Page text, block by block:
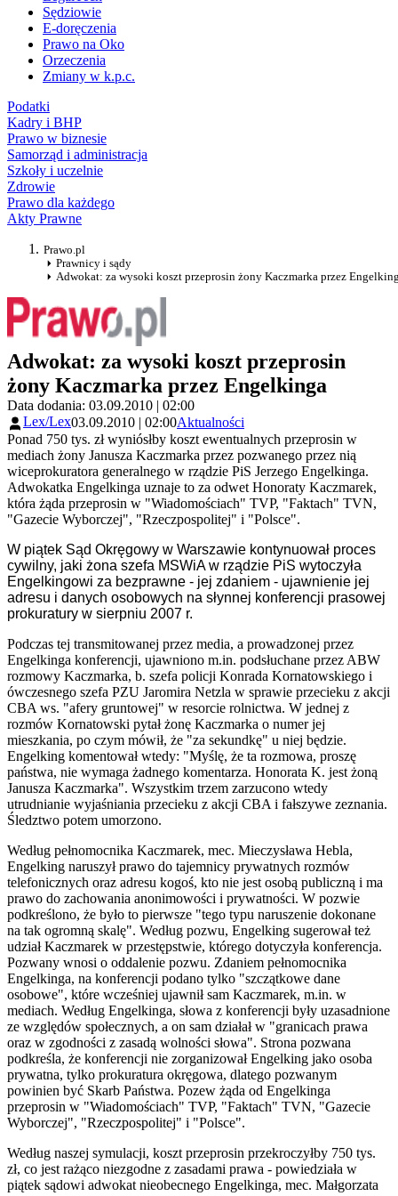
Sędziowie
E-doręczenia
Prawo na Oko
Orzeczenia
Zmiany w k.p.c.
Podatki
Kadry i BHP
Prawo w biznesie
Samorząd i administracja
Szkoły i uczelnie
Zdrowie
Prawo dla każdego
Akty Prawne
Prawo.pl
Prawnicy i sądy
Adwokat: za wysoki koszt przeprosin żony Kaczmarka przez
Adwokat: za wysoki koszt przeprosin
żony Kaczmarka przez Engelkinga
Data dodania: 03.09.2010 | 02:00
Lex/Lex03.09.2010 | 02:00Aktualności
Ponad 750 tys. zł wyniósłby koszt ewentualnych przeprosin w
mediach żony Janusza Kaczmarka przez pozwanego przez nią
wiceprokuratora generalnego w rządzie PiS Jerzego Engelkinga.
Adwokatka Engelkinga uznaje to za odwet Honoraty Kaczmarek,
która żąda przeprosin w "Wiadomościach" TVP, "Faktach" TVN,
"Gazecie Wyborczej", "Rzeczpospolitej" i "Polsce".
W piątek Sąd Okręgowy w Warszawie kontynuował proces
cywilny, jaki żona szefa MSWiA w rządzie PiS wytoczyła
Engelkingowi za bezprawne - jej zdaniem - ujawnienie jej
adresu i danych osobowych na słynnej konferencji prasowej
prokuratury w sierpniu 2007 r.
Podczas tej transmitowanej przez media, a prowadzonej przez
Engelkinga konferencji, ujawniono m.in. podsłuchane przez ABW
rozmowy Kaczmarka, b. szefa policji Konrada Kornatowskiego i
ówczesnego szefa PZU Jaromira Netzla w sprawie przecieku z akcji
CBA ws. "afery gruntowej" w resorcie rolnictwa. W jednej z
rozmów Kornatowski pytał żonę Kaczmarka o numer jej
mieszkania, po czym mówił, że "za sekundkę" u niej będzie.
Engelking komentował wtedy: "Myślę, że ta rozmowa, proszę
państwa, nie wymaga żadnego komentarza. Honorata K. jest żoną
Janusza Kaczmarka". Wszystkim trzem zarzucono wtedy
utrudnianie wyjaśniania przecieku z akcji CBA i fałszywe zeznania.
Śledztwo potem umorzono.
Według pełnomocnika Kaczmarek, mec. Mieczysława Hebla,
Engelking naruszył prawo do tajemnicy prywatnych rozmów
telefonicznych oraz adresu kogoś, kto nie jest osobą publiczną i ma
prawo do zachowania anonimowości i prywatności. W pozwie
podkreślono, że było to pierwsze "tego typu naruszenie dokonane
na tak ogromną skalę". Według pozwu, Engelking sugerował też
udział Kaczmarek w przestępstwie, którego dotyczyła konferencja.
Pozwany wnosi o oddalenie pozwu. Zdaniem pełnomocnika
Engelkinga, na konferencji podano tylko "szczątkowe dane
osobowe", które wcześniej ujawnił sam Kaczmarek, m.in. w
mediach. Według Engelkinga, słowa z konferencji były uzasadnione
ze względów społecznych, a on sam działał w "granicach prawa
oraz w zgodności z zasadą wolności słowa". Strona pozwana
podkreśla, że konferencji nie zorganizował Engelking jako osoba
prywatna, tylko prokuratura okręgowa, dlatego pozwanym
powinien być Skarb Państwa. Pozew żąda od Engelkinga
przeprosin w "Wiadomościach" TVP, "Faktach" TVN, "Gazecie
Wyborczej", "Rzeczpospolitej" i "Polsce".
Według naszej symulacji, koszt przeprosin przekroczyłby 750 tys.
zł, co jest rażąco niezgodne z zasadami prawa - powiedziała w
piątek sądowi adwokat nieobecnego Engelkinga, mec. Małgorzata